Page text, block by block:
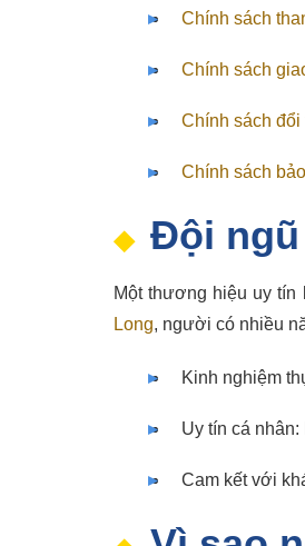
Chính sách
Chính sách
Chính sách đổi
Chính sách
Đội
Một thương hiệu uy
Long, người có nhiều
Kinh nghiệm
Uy tín cá
Cam kết với